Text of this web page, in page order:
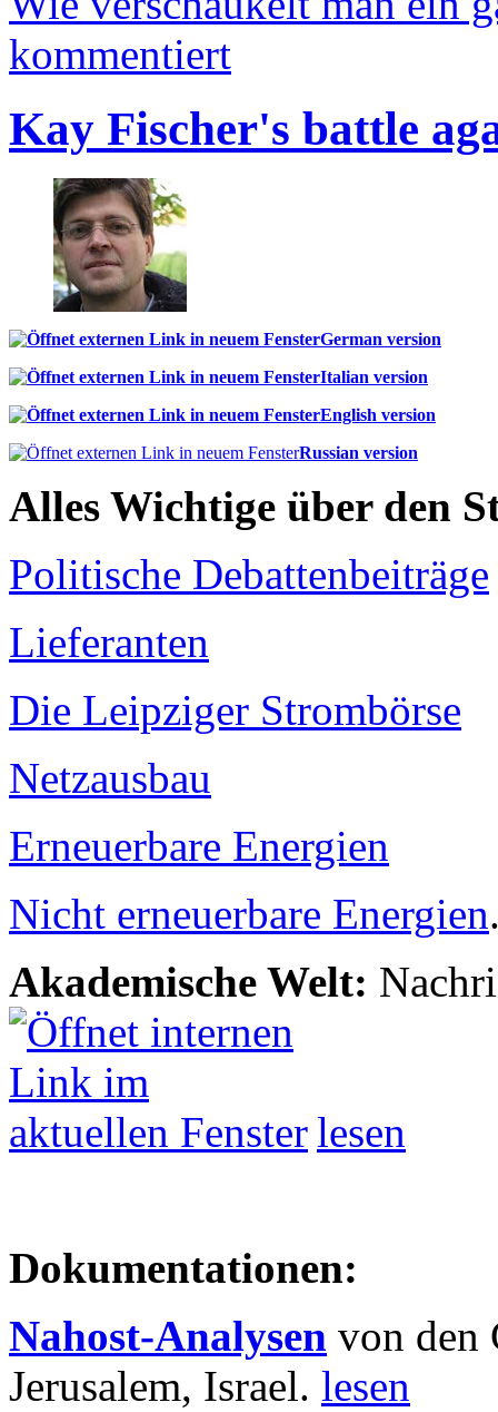
kommentiert
Kay Fischer's battle
German version
Italian version
English version
Russian version
Alles Wichtige über den
Politische Debattenbeiträge
Lieferanten
Die Leipziger Strombörse
Netzausbau
Erneuerbare Energien
Nicht erneuerbare Energien
Akademische Welt:
lesen
Dokumentationen:
Nahost-Analysen von den
Jerusalem, Israel. lesen